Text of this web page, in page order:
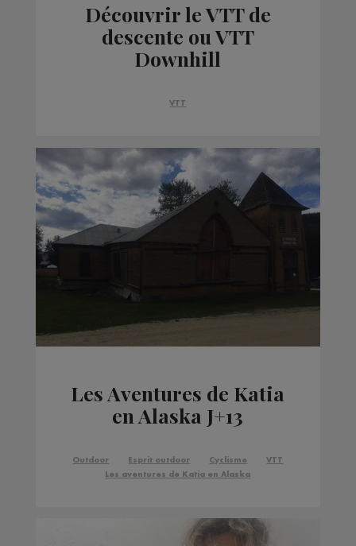
Découvrir le VTT de
descente ou VTT
Downhill
VTT
Les Aventures de Katia
en Alaska J+13
Outdoor Esprit outdoor Cyclisme
VTT
Les aventures de Katia en Alaska